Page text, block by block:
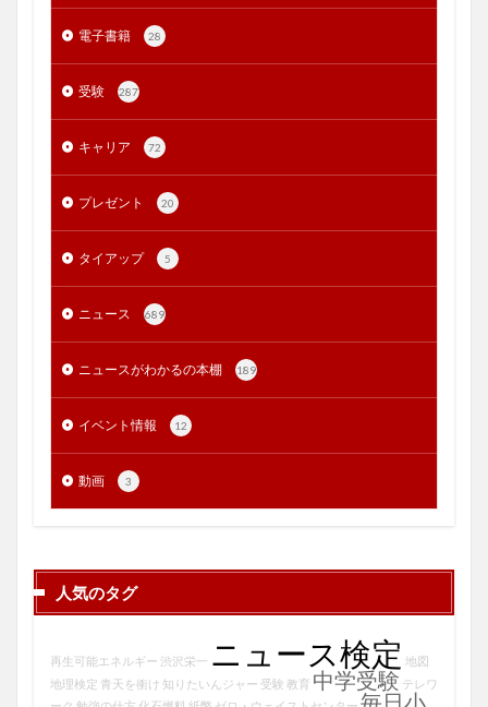
電子書籍 28
受験 287
キャリア 72
プレゼント 20
タイアップ 5
ニュース 689
ニュースがわかるの本棚 189
イベント情報 12
動画 3
人気のタグ
再生可能エネルギー 渋沢栄一 ニュース検定 地図
地理検定 青天を衝け 知りたいんジャー 受験 教育 中学受験 テレワ
毎日小